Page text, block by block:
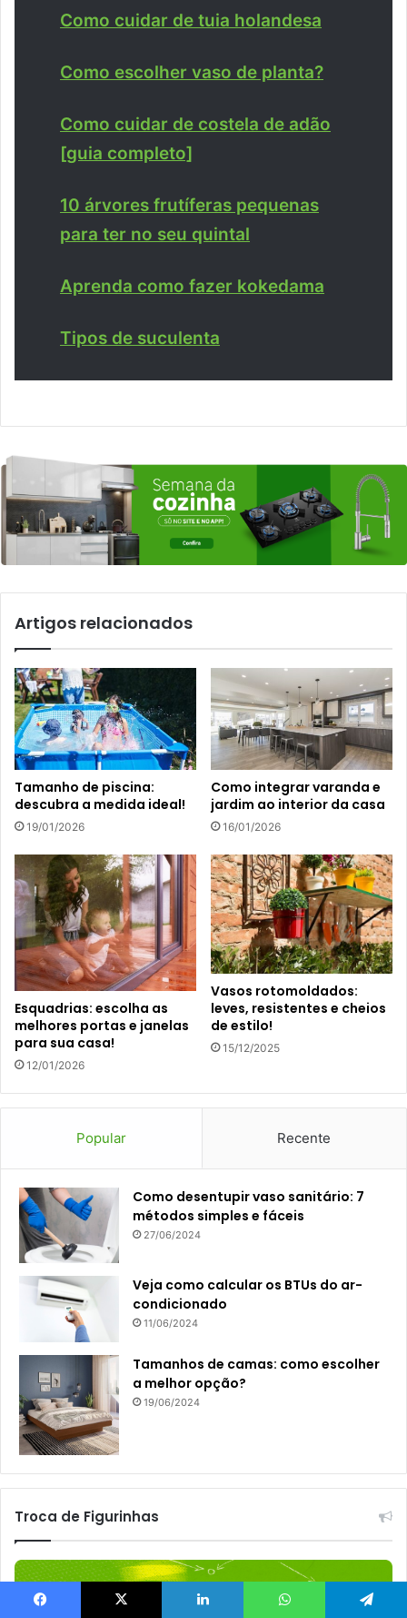
Como cuidar de tuia holandesa
Como escolher vaso de planta?
Como cuidar de costela de adão
[guia completo]
10 árvores frutíferas pequenas
para ter no seu quintal
Aprenda como fazer kokedama
Tipos de suculenta
Artigos relacionados
Tamanho de piscina:
descubra a medida ideal!
19/01/2026
Como integrar varanda e
jardim ao interior da casa
16/01/2026
Esquadrias: escolha as
melhores portas e janelas
para sua casa!
12/01/2026
Vasos rotomoldados:
leves, resistentes e cheios
de estilo!
15/12/2025
Popular Recente
Como desentupir vaso sanitário: 7
métodos simples e fáceis
27/06/2024
Veja como calcular os BTUs do ar-
condicionado
11/06/2024
Tamanhos de camas: como escolher
a melhor opção?
19/06/2024
Troca de Figurinhas